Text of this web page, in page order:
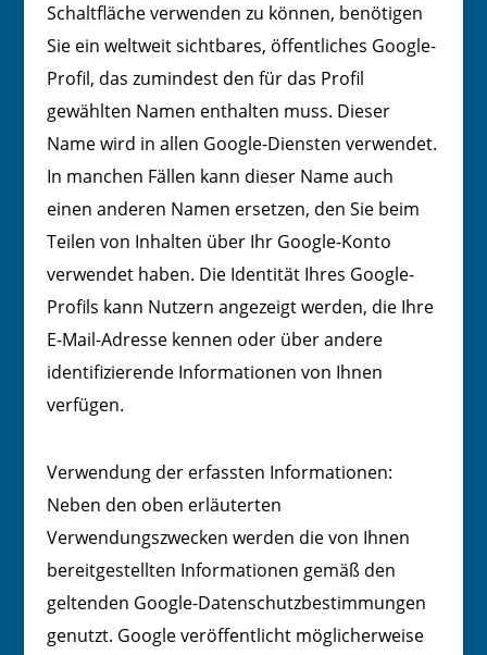
Schaltfläche verwenden zu können, benötigen
Sie ein weltweit sichtbares, öffentliches Google-
Profil, das zumindest den für das Profil
gewählten Namen enthalten muss. Dieser
Name wird in allen Google-Diensten verwendet.
In manchen Fällen kann dieser Name auch
einen anderen Namen ersetzen, den Sie beim
Teilen von Inhalten über Ihr Google-Konto
verwendet haben. Die Identität Ihres Google-
Profils kann Nutzern angezeigt werden, die Ihre
E-Mail-Adresse kennen oder über andere
identifizierende Informationen von Ihnen
verfügen.
Verwendung der erfassten Informationen:
Neben den oben erläuterten
Verwendungszwecken werden die von Ihnen
bereitgestellten Informationen gemäß den
geltenden Google-Datenschutzbestimmungen
genutzt. Google veröffentlicht möglicherweise